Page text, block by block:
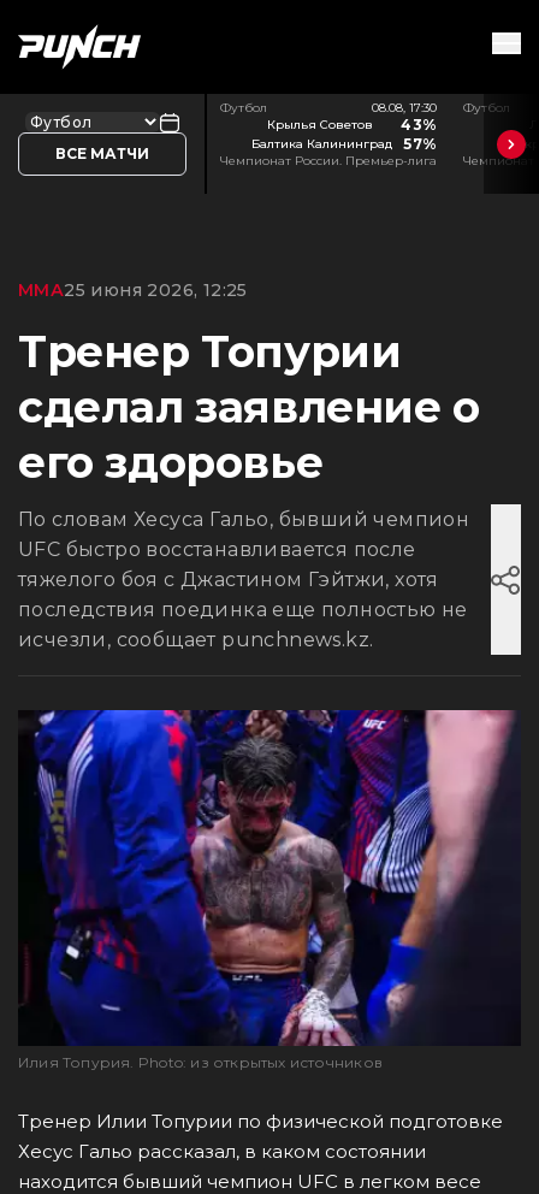
ВСЕ МАТЧИ
Футбол
08.08, 17:30
Крылья Советов
43%
Балтика Калининград 57%
Чемпионат России. Премьер-лига
Футбол
Чемпионат
ММА25 июня 2026, 12:25
Тренер Топурии
сделал заявление о
его здоровье
По словам Хесуса Гальо, бывший чемпион
UFC быстро восстанавливается после
тяжелого боя с Джастином Гэйтжи, хотя
последствия поединка еще полностью не
исчезли, сообщает punchnews.kz.
Илия Топурия. Photo: из открытых источников
Тренер Илии Топурии по физической подготовке
Хесус Гальо рассказал, в каком состоянии
находится бывший чемпион UFC в легком весе